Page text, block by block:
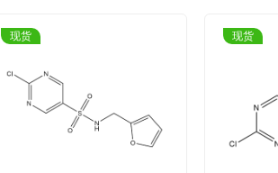
现货 现货